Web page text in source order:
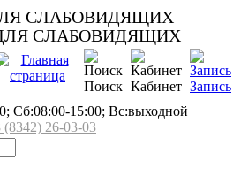
СЛАБОВИДЯЩИХ
Поиск Кабинет Запись
Сб:08:00-15:00; Вс:выходной
(8342) 26-03-03